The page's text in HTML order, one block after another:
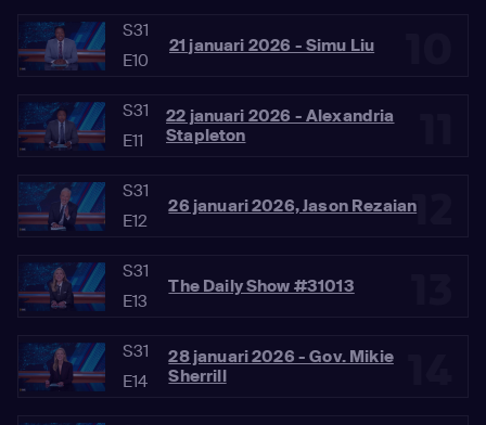
S31
E10
21 januari 2026 - Simu Liu
S31
E11
22 januari 2026 - Alexandria
Stapleton
12
S31
E12
26 januari 2026, Jason Rezaian
S31
E13
The Daily Show #31013
S31
E14
28 januari 2026 - Gov. Mikie
Sherrill